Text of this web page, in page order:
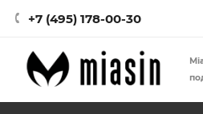
+7 (495) 178-00-30